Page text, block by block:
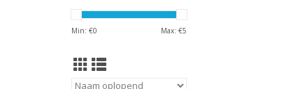
Min: €0 Max: €5